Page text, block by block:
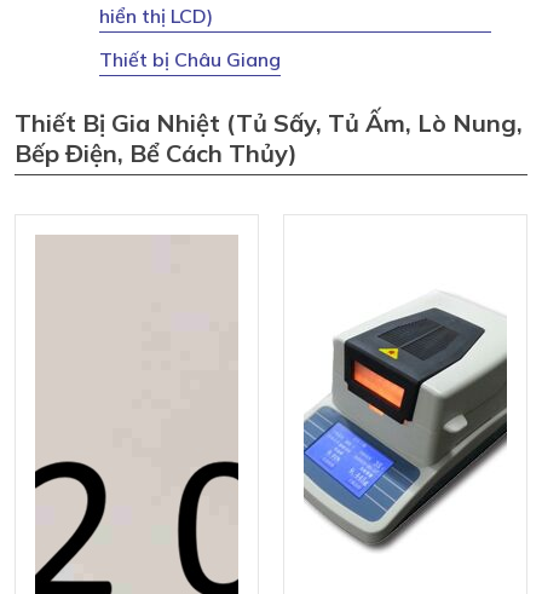
hiển thị LCD)
Thiết bị Châu Giang
Thiết Bị Gia Nhiệt (tủ Sấy, Tủ Ấm, Lò Nung,
Bếp Điện, Bể Cách Thủy)